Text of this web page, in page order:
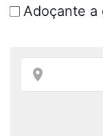
Adoçante a